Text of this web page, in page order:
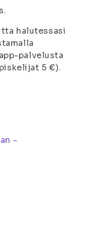
halutessasi
palvelusta
5 €).
-